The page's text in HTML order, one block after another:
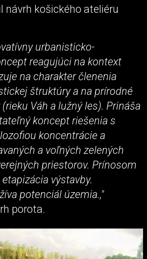
návrh košického ateliéru
urbanisticko-
reagujúci na kontext
na charakter členenia
štruktúry a na prírodné
Váh a lužný les). Prináša
koncept riešenia s
koncentrácie a
a voľných zelených
priestorov. Prínosom
výstavby.
potenciál územia.,"
porota.